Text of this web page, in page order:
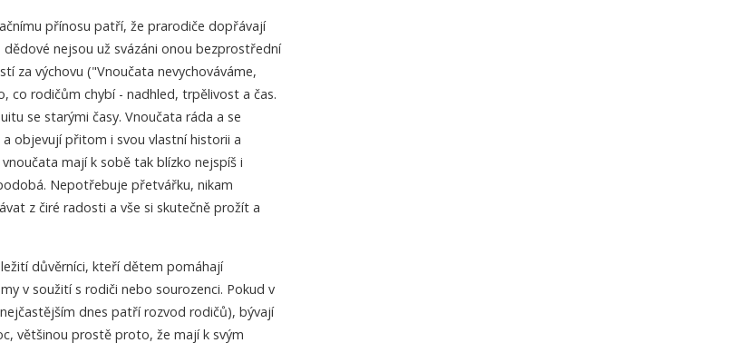
přínosu patří, že prarodiče dopřávají
nejsou už svázáni onou bezprostřední
za výchovu ("Vnoučata nevychováváme,
co rodičům chybí - nadhled, trpělivost a čas.
se starými časy. Vnoučata ráda a se
objevují přitom i svou vlastní historii a
mají k sobě tak blízko nejspíš i
Nepotřebuje přetvářku, nikam
z čiré radosti a vše si skutečně prožít a
důvěrníci, kteří dětem pomáhají
v soužití s rodiči nebo sourozenci. Pokud v
dnes patří rozvod rodičů), bývají
většinou prostě proto, že mají k svým